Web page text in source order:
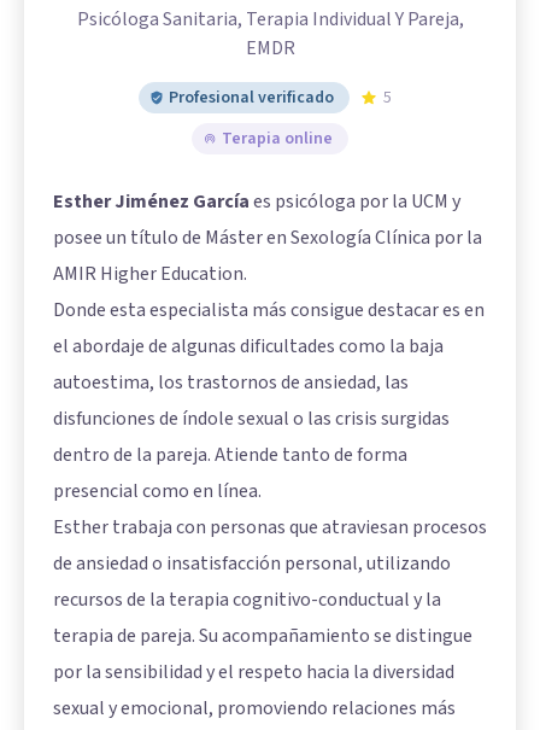
Psicóloga Sanitaria, Terapia Individual Y Pareja,
EMDR
Profesional verificado
5
Terapia online
Esther Jiménez Garcíaes psicóloga por la UCM y
posee un título de Máster en Sexología Clínica por la
AMIR Higher Education.
Donde esta especialista más consigue destacar es en
el abordaje de algunas dificultades como la baja
autoestima, los trastornos de ansiedad, las
disfunciones de índole sexual o las crisis surgidas
dentro de la pareja. Atiende tanto de forma
presencial como en línea.
Esther trabaja con personas que atraviesan procesos
de ansiedad o insatisfacción personal, utilizando
recursos de la terapia cognitivo-conductual y la
terapia de pareja. Su acompañamiento se distingue
por la sensibilidad y el respeto hacia la diversidad
sexual y emocional, promoviendo relaciones más